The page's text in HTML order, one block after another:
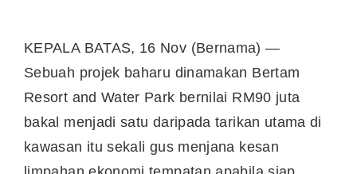
KEPALA BATAS, 16 Nov (Bernama) —
Sebuah projek baharu dinamakan Bertam
Resort and Water Park bernilai RM90 juta
bakal menjadi satu daripada tarikan utama di
kawasan itu sekali gus menjana kesan